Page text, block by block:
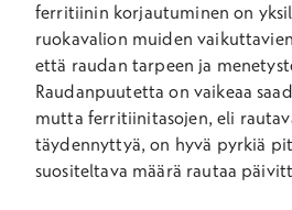
ferritiinin korjautuminen on
ruokavalion muiden
että raudan tarpeen ja
Raudanpuutetta on vaikeaa
mutta ferritiinitasojen, eli
täydennyttyä, on hyvä pyrkiä
suositeltava määrä rautaa